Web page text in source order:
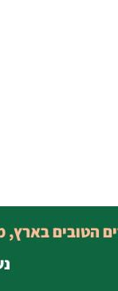
הטובים